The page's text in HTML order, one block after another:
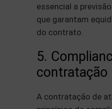
essencial a
que garantam
do contrato.
5.
contratação
A contratação de